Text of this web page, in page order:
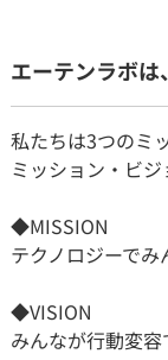
エーテンラボ
私たちは3つのミ
ミッション・ビ
◆MISSION
テクノロジーで
◆VISION
みんなが行動変